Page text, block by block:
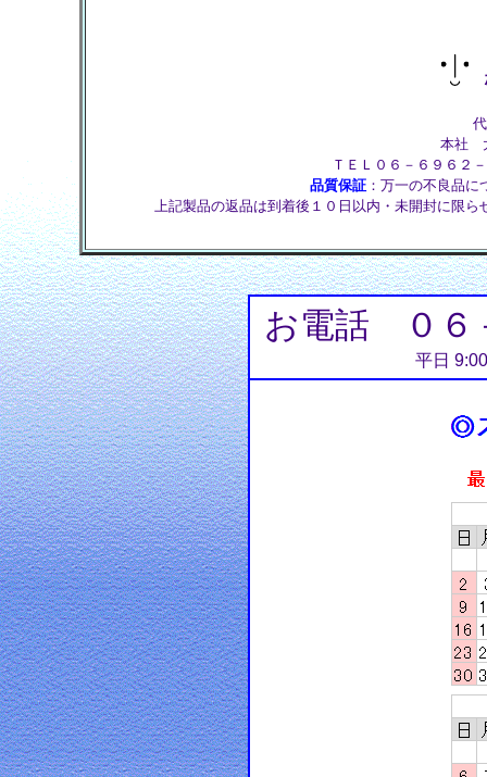
本社
ＴＥＬ０６－６９６２
品質保証 ：万一の不良品
上記製品の返品は到着後１０日以内・未開封に限
お電話 ０６
平日